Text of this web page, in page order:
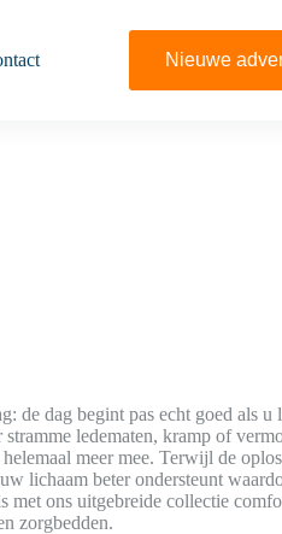
Nieuwe
de dag begint pas echt goed als u
ledematen, kramp of
meer mee. Terwijl de
lichaam beter ondersteunt
met ons uitgebreide collectie
zorgbedden.